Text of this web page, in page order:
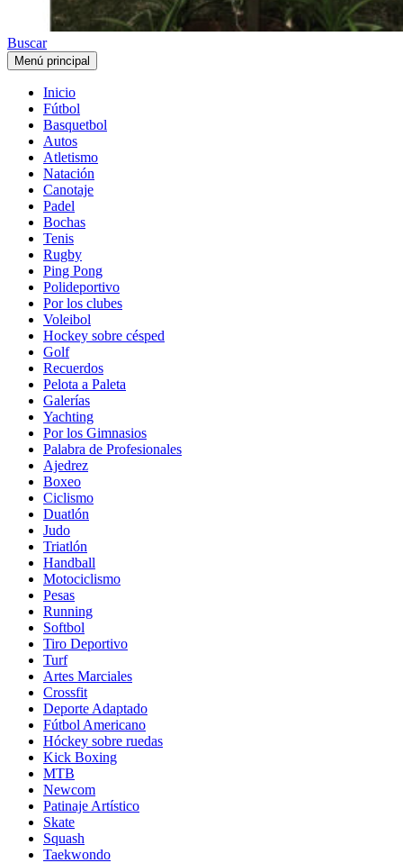
Buscar
Menú principal
Inicio
Fútbol
Basquetbol
Autos
Atletismo
Natación
Canotaje
Padel
Bochas
Tenis
Rugby
Ping Pong
Polideportivo
Por los clubes
Voleibol
Hockey sobre césped
Golf
Recuerdos
Pelota a Paleta
Galerías
Yachting
Por los Gimnasios
Palabra de Profesionales
Ajedrez
Boxeo
Ciclismo
Duatlón
Judo
Triatlón
Handball
Motociclismo
Pesas
Running
Softbol
Tiro Deportivo
Turf
Artes Marciales
Crossfit
Deporte Adaptado
Fútbol Americano
Hóckey sobre ruedas
Kick Boxing
MTB
Newcom
Patinaje Artístico
Skate
Squash
Taekwondo